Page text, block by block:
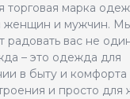
торговая марка
женщин и мужчин.
радовать вас не
– это одежда для
в быту и комфорта
и просто для